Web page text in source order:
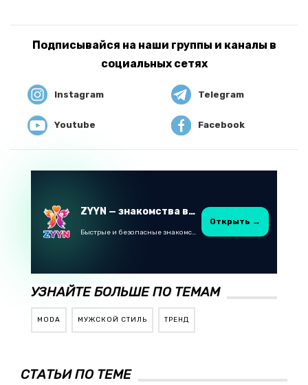
Подписывайся на наши группы и каналы в
социальных сетях
Instagram Telegram
Youtube Facebook
ZYYN — знакомства в Казахстане
Быстрые и безопасные знакомства в Telegram
Открыть →
УЗНАЙТЕ БОЛЬШЕ ПО ТЕМАМ
MODA МУЖСКОЙ СТИЛЬ ТРЕНД
СТАТЬИ ПО ТЕМЕ